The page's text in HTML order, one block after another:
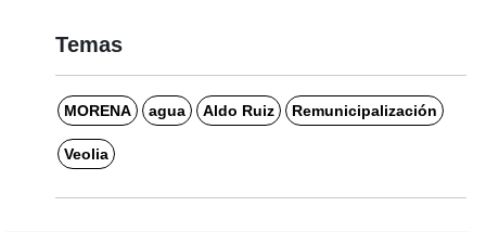
Temas
MORENA agua Aldo Ruiz Remunicipalización
Veolia